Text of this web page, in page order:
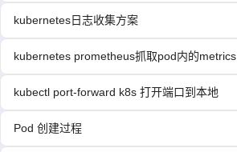
kubernetes日志收集方案
kubernetes prometheus抓取pod内的metrics
kubectl port-forward k8s 打开端口到本地
Pod 创建过程